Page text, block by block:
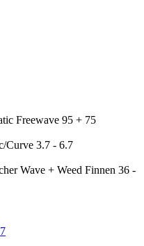
Freewave 95 + 75
Curve 3.7 - 6.7
Wave + Weed Finnen 36 -